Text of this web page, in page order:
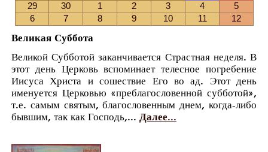
29
30 1 2 3 4
5
6
7 8 9 10 11 12
Великая Суббота
Великой Субботой заканчивается Страстная неделя. В
этот день Церковь вспоминает телесное погребение
Иисуса Христа и сошествие Его во ад. Этот день
именуется Церковью «преблагословенной субботой»,
т.е. самым святым, благословенным днем, когда-либо
бывшим, так как Господь,... Далее...